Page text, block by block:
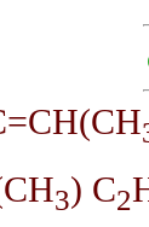
3) C2